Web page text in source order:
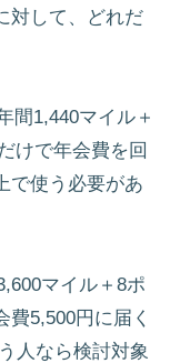
対して、どれだ
間1,440マイル＋
けで年会費を回
で使う必要があ
マイル＋8ポ
5,500円に届く
人なら検討対象